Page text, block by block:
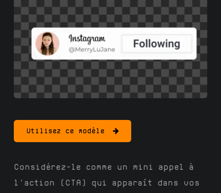
Utilisez ce modèle
Considérez-le comme un mini appel à
l'action (CTA) qui apparaît dans vos